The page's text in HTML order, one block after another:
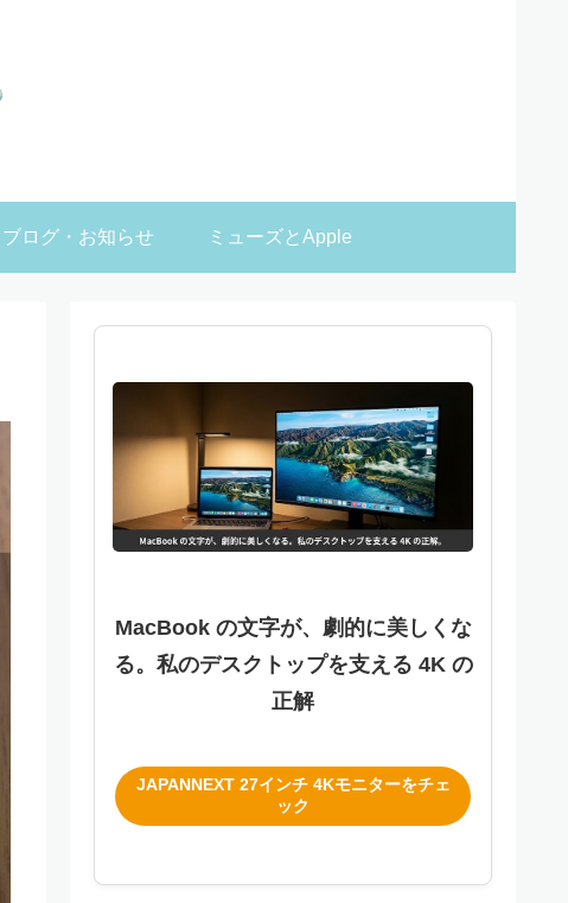
ブログ・お知らせ ミューズとApple
MacBook の文字が、劇的に美しくな
る。私のデスクトップを支える 4K の
正解
JAPANNEXT 27インチ 4Kモニターをチェ
ック